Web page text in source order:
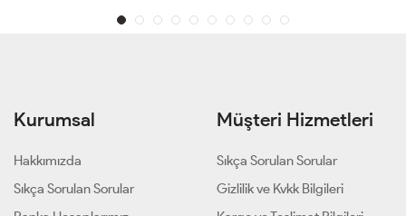
Kurumsal
Hakkımızda
Sıkça Sorulan Sorular
Müşteri Hizmetleri
Sıkça Sorulan Sorular
Gizlilik ve Kvkk Bilgileri